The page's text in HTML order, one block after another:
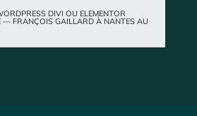
DIVI OU ELEMENTOR
— FRANÇOIS GAILLARD À NANTES AU